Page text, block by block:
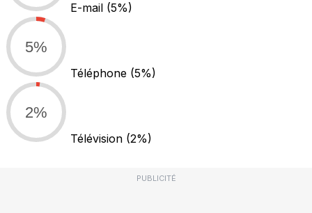
E-mail (5%)
5%
Téléphone (5%)
2%
Télévision (2%)
PUBLICITÉ